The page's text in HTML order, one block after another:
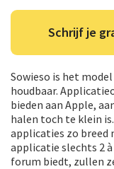
Schrijf je
Sowieso is het
houdbaar.
bieden aan Apple,
halen toch te klein
applicaties zo breed
applicatie slechts 2
forum biedt, zullen